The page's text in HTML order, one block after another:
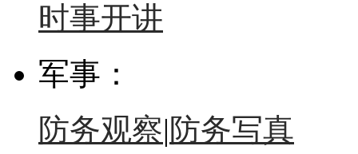
时事开讲
军事：
防务观察|防务写真